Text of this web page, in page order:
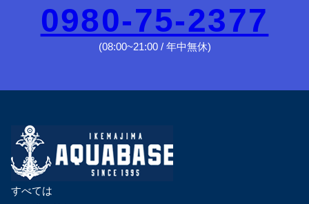
0980-75-2377
(08:00~21:00 / 年中無休)
すべては